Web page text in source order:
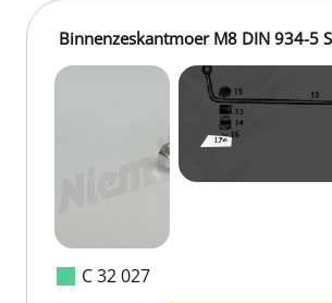
C 32 027
Binnenzeskantmoer M8 DIN 934-5 S